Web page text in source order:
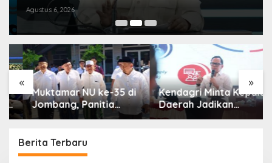
Agustus 6, 2026
« »
Muktamar NU ke-35 di
Jombang, Panitia
Siagakan 3 Posko
Kendagri Minta Kepala
Daerah Jadikan
Koperasi Merah Putih
Berita Terbaru